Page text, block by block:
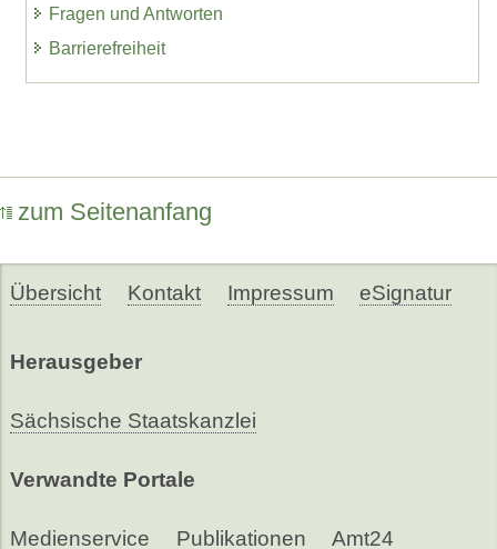
Fragen und Antworten
Barrierefreiheit
zum Seitenanfang
Übersicht Kontakt Impressum eSignatur
Herausgeber
Sächsische Staatskanzlei
Verwandte Portale
Medienservice Publikationen Amt24